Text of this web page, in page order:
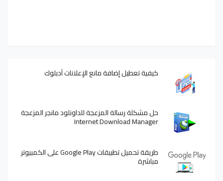
كيفية تعطيل إضافة مانع الإعلانات آدبلوك
حل مشكلة رسالة المزعجة للداونلود مانجر المزعجة
Internet Download Manager
طريقة تحميل تطبيقات Google Play على الكمبيوتر
مباشرة